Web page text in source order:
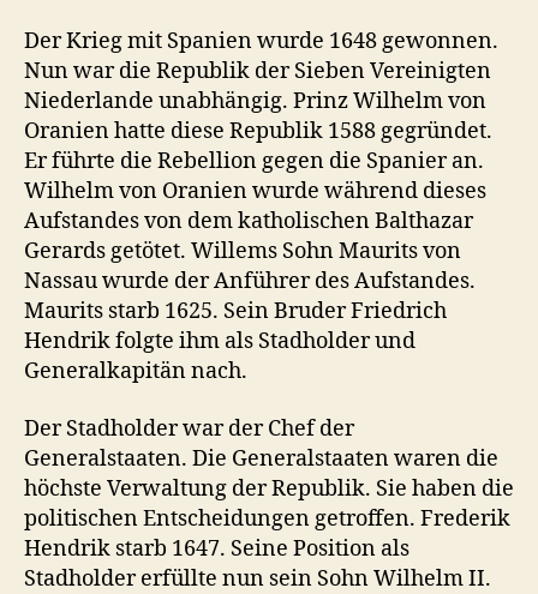
Der Krieg mit Spanien wurde 1648 gewonnen.
Nun war die Republik der Sieben Vereinigten
Niederlande unabhängig. Prinz Wilhelm von
Oranien hatte diese Republik 1588 gegründet.
Er führte die Rebellion gegen die Spanier an.
Wilhelm von Oranien wurde während dieses
Aufstandes von dem katholischen Balthazar
Gerards getötet. Willems Sohn Maurits von
Nassau wurde der Anführer des Aufstandes.
Maurits starb 1625. Sein Bruder Friedrich
Hendrik folgte ihm als Stadholder und
Generalkapitän nach.
Der Stadholder war der Chef der
Generalstaaten. Die Generalstaaten waren die
höchste Verwaltung der Republik. Sie haben die
politischen Entscheidungen getroffen. Frederik
Hendrik starb 1647. Seine Position als
Stadholder erfüllte nun sein Sohn Wilhelm II.